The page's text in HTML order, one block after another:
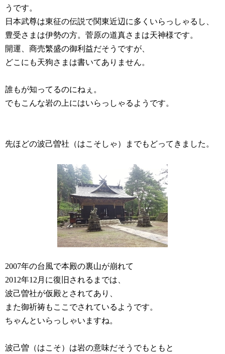
うです。
日本武尊は東征の伝説で関東近辺に多くいらっしゃるし、
豊受さまは伊勢の方。菅原の道真さまは天神様です。
開運、商売繁盛の御利益だそうですが、
どこにも天狗さまは書いてありません。
誰もが知ってるのにねぇ。
でもこんな岩の上にはいらっしゃるようです。
先ほどの波己曽社（はこそしゃ）までもどってきました。
2007年の台風で本殿の裏山が崩れて
2012年12月に復旧されるまでは、
波己曽社が仮殿とされてあり、
また御祈祷もここでされているようです。
ちゃんといらっしゃいますね。
波己曽（はこそ）は岩の意味だそうでもともと